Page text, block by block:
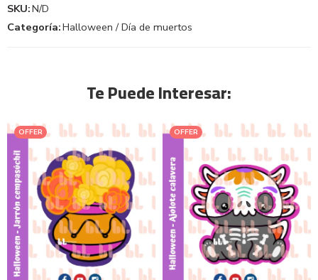
SKU:N/D
Categoría:Halloween / Día de muertos
Te Puede Interesar:
OFFER OFFER